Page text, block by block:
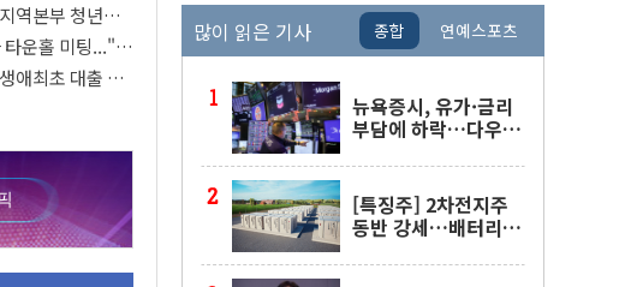
역본부 청년주
도 숙제
운홀 미팅..."청
실현"
애최초 대출 6억
많이 읽은 기사 종합 연예스포츠
뉴욕증시, 유가·금리
부담에 하락…다우 5
[특징주] 2차전지주
동반 강세…배터리3